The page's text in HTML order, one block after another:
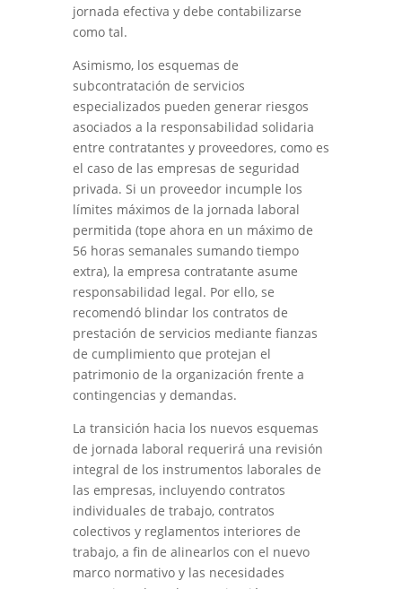
jornada efectiva y debe contabilizarse
como tal.
Asimismo, los esquemas de
subcontratación de servicios
especializados pueden generar riesgos
asociados a la responsabilidad solidaria
entre contratantes y proveedores, como es
el caso de las empresas de seguridad
privada. Si un proveedor incumple los
límites máximos de la jornada laboral
permitida (tope ahora en un máximo de
56 horas semanales sumando tiempo
extra), la empresa contratante asume
responsabilidad legal. Por ello, se
recomendó blindar los contratos de
prestación de servicios mediante fianzas
de cumplimiento que protejan el
patrimonio de la organización frente a
contingencias y demandas.
La transición hacia los nuevos esquemas
de jornada laboral requerirá una revisión
integral de los instrumentos laborales de
las empresas, incluyendo contratos
individuales de trabajo, contratos
colectivos y reglamentos interiores de
trabajo, a fin de alinearlos con el nuevo
marco normativo y las necesidades